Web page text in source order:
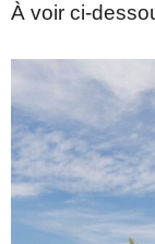
À voir ci-